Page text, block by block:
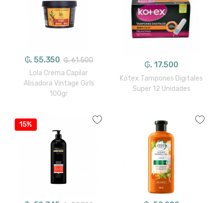
₲. 55.350 ₲. 61.500
Lola Crema Capilar
Alisadora Vintage Girls
100gr
₲. 17.500
Kotex Tampones Digitales
Super 12 Unidades
15%